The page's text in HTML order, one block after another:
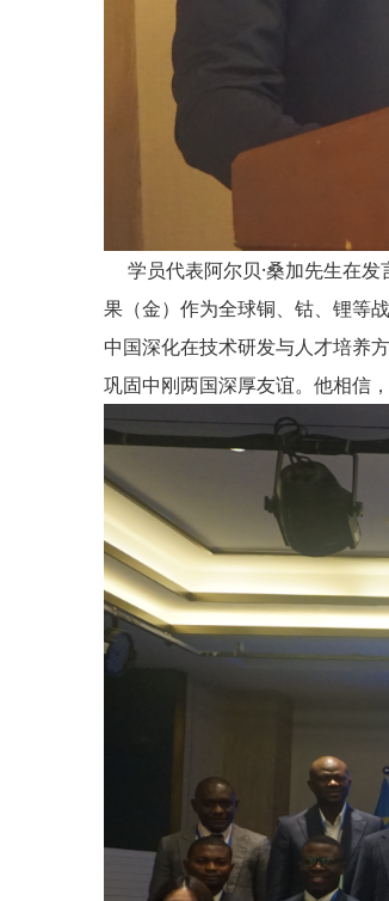
学员代表阿尔贝·桑加先生在发
果（金）作为全球铜、钴、锂等
中国深化在技术研发与人才培养
巩固中刚两国深厚友谊。他相信